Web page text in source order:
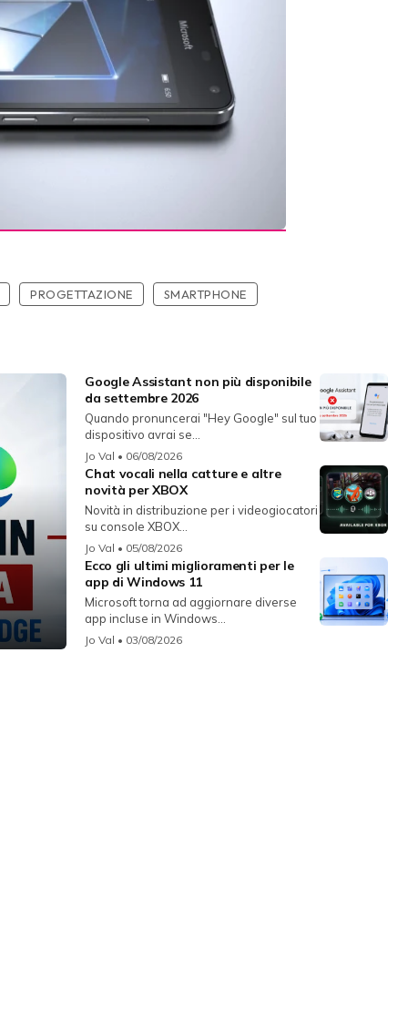
PROGETTAZIONE
SMARTPHONE
Google Assistant non più disponibile
da settembre 2026
Quando pronuncerai "Hey Google" sul tuo
dispositivo avrai se...
Jo Val • 06/08/2026
Chat vocali nella catture e altre
novità per XBOX
Novità in distribuzione per i videogiocatori
su console XBOX...
Jo Val • 05/08/2026
Ecco gli ultimi miglioramenti per le
app di Windows 11
Microsoft torna ad aggiornare diverse
app incluse in Windows...
Jo Val • 03/08/2026